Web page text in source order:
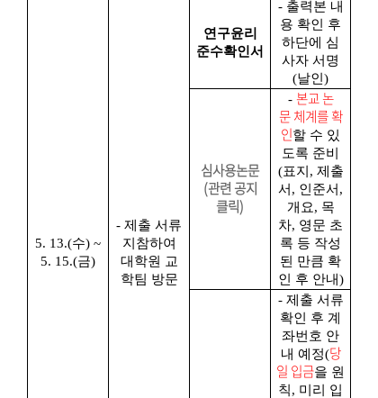
5. 13.(수) ~
5. 15.(금)
- 제출 서류
지참하여
대학원 교
학팀 방문
연구윤리
준수확인서
- 출력본 내
용 확인 후
하단에 심
사자 서명
(날인 )
심사용논문
(관련 공지
클릭)
- 본교 논
문 체계를 확
인할 수 있
도록 준비
(표지 , 제출
서 , 인준서 ,
개요, 목
차, 영문 초
록 등 작성
된 만큼 확
인 후 안내)
- 제출 서류
확인 후 계
좌번호 안
내 예정(당
일 입금을 원
칙, 미리 입